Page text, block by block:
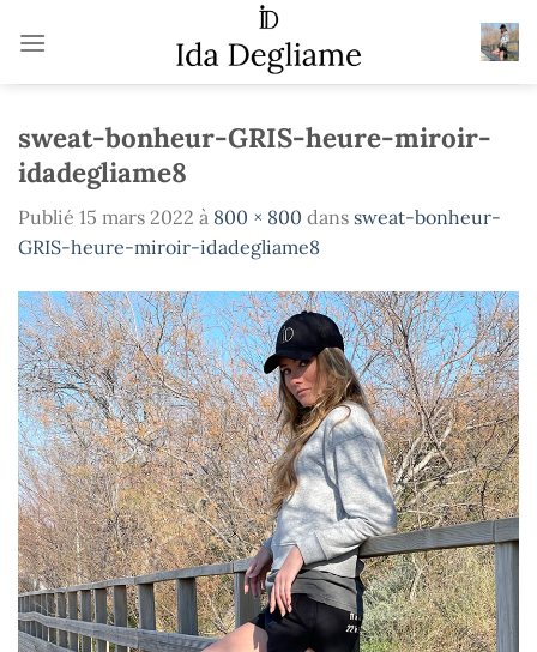
sweat-bonheur-GRIS-heure-miroir-
idadegliame8
Publié 15 mars 2022 à 800 × 800 dans sweat-bonheur-
GRIS-heure-miroir-idadegliame8